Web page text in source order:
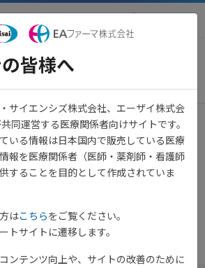
合案内
セミナー、9月17日~9月18日開催学会共
、学会共催セミナーページをご確認くだ
皆様へ
サイエンシズ株式会社、エーザイ株式会
同運営する医療関係者向けサイトです。
いる情報は日本国内で販売している医療
報を医療関係者（医師・薬剤師・看護師
することを目的として作成されていま
はこちらをご覧ください。
トサイトに遷移します。
ンテンツ向上や、サイトの改善のために